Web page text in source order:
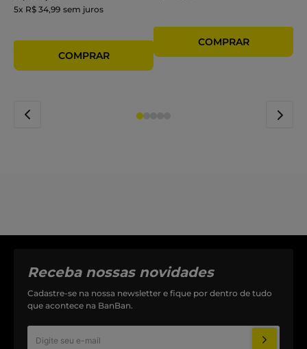
5x R$ 34,99 sem juros
Receba nossas novidades
Cadastre-se na nossa newsletter e fique por dentro de tudo
que acontece na BanBan.